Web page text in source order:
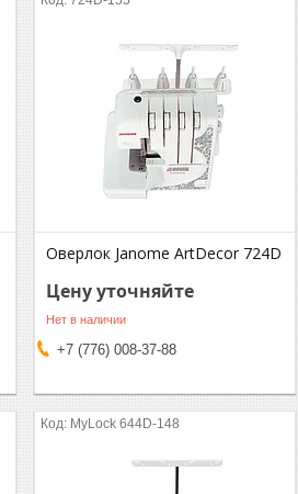
Оверлок Janome ArtDecor 724D
Цену уточняйте
Нет в наличии
+7 (776) 008-37-88
MyLock 644D-148